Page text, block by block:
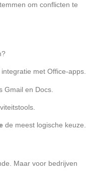
om conflicten te
met Office-apps.
Gmail en Docs.
de meest logische keuze.
Maar voor bedrijven